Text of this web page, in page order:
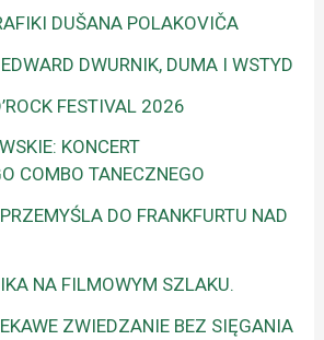
DUŠANA POLAKOVIČA
DWURNIK, DUMA I WSTYD
FESTIVAL 2026
KONCERT
COMBO TANECZNEGO
DO FRANKFURTU NAD
NA FILMOWYM SZLAKU.
ZWIEDZANIE BEZ SIĘGANIA